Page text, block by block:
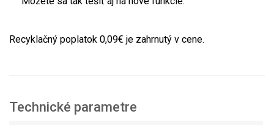
Recyklačný poplatok 0,09€ je zahrnutý v cene.
Technické parametre